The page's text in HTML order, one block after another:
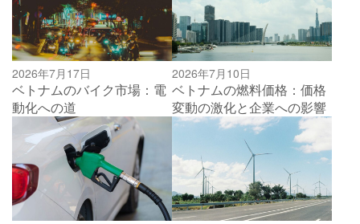
2026年7月17日
ベトナムのバイク市場：電
動化への道
2026年7月10日
ベトナムの燃料価格：価格
変動の激化と企業への影響